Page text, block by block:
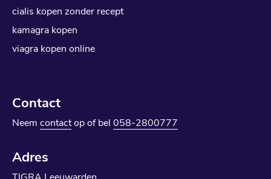
cialis kopen zonder recept
kamagra kopen
viagra kopen online
Contact
Neem contactop of bel 058-2800777
Adres